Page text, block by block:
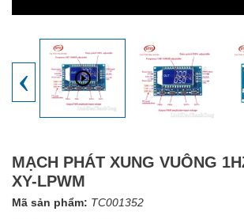
‹
MẠCH PHÁT XUNG VUÔNG
XY-LPWM
Mã sản phẩm: TC001352